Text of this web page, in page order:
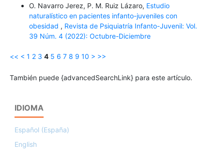
O. Navarro Jerez, P. M. Ruiz Lázaro, Estudio
naturalístico en pacientes infanto-juveniles con
obesidad , Revista de Psiquiatría Infanto-Juvenil: Vol.
39 Núm. 4 (2022): Octubre-Diciembre
<< < 1 2 3 4 5 6 7 8 9 10 > >>
También puede {advancedSearchLink} para este artículo.
IDIOMA
Español (España)
English